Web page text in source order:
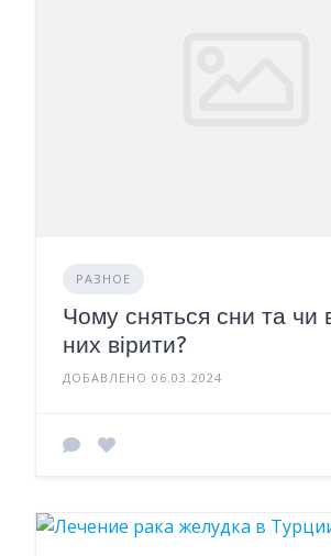
РАЗНОЕ
Чому сняться сни та чи
них вірити?
ДОБАВЛЕНО 06.03.2024